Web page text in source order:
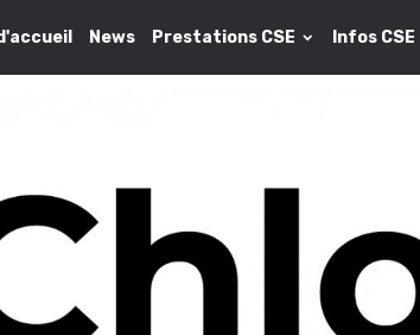
News Prestations CSE Infos CSE